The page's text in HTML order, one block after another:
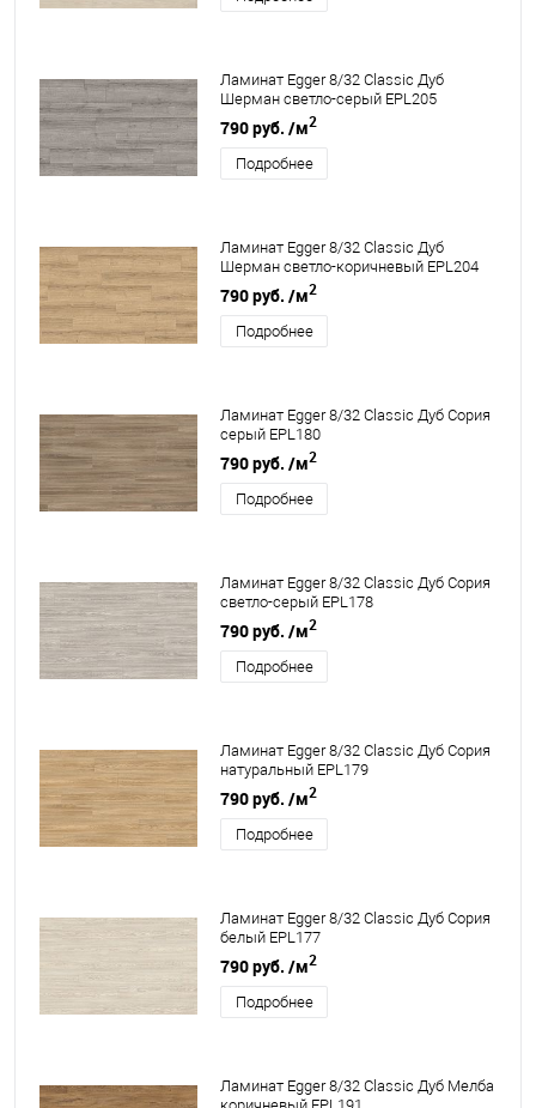
Ламинат Egger 8/32 Classic Дуб
Шерман светло-серый EPL205
790 руб. /м2
Подробнее
Ламинат Egger 8/32 Classic Дуб
Шерман светло-коричневый EPL204
790 руб. /м2
Подробнее
Ламинат Egger 8/32 Classic Дуб Сория
серый EPL180
790 руб. /м2
Подробнее
Ламинат Egger 8/32 Classic Дуб Сория
светло-серый EPL178
790 руб. /м2
Подробнее
Ламинат Egger 8/32 Classic Дуб Сория
натуральный EPL179
790 руб. /м2
Подробнее
Ламинат Egger 8/32 Classic Дуб Сория
белый EPL177
790 руб. /м2
Подробнее
Ламинат Egger 8/32 Classic Дуб Мелба